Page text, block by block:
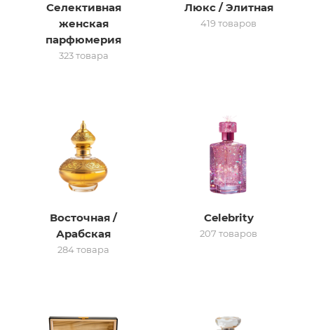
сертификат
Селективная
женская
парфюмерия
323 товара
Люкс / Элитная
419 товаров
Восточная /
Арабская
284 товара
Celebrity
207 товаров